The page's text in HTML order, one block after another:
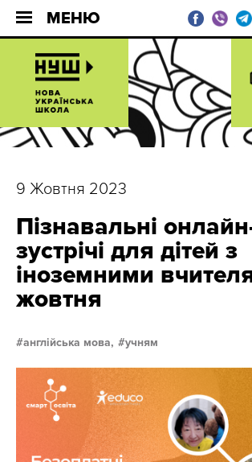
МЕНЮ
9 Жовтня 2023
Пізнавальні
зустрічі для дітей з
іноземними
жовтня
англійська мова, учням